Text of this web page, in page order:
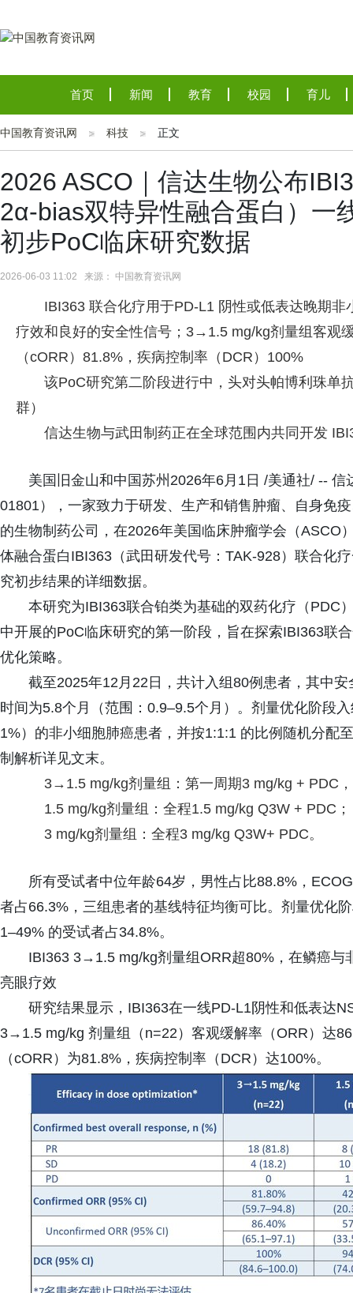
首页 新闻 教育 校园 育儿
中国教育资讯网 科技 正文
2026 ASCO｜信达生物公布
2α-bias双特异性融合蛋白）一
初步PoC临床研究数据
2026-06-03 11:02 来源： 中国教育资讯网
IBI363 联合化疗用于PD-L1 阴性或低表达晚期
疗效和良好的安全性信号；3→1.5 mg/kg剂量组客观
（cORR）81.8%，疾病控制率（DCR）100%
该PoC研究第二阶段进行中，头对头帕博利珠单
群）
信达生物与武田制药正在全球范围内共同开发
美国旧金山和中国苏州2026年6月1日 /美通社/ --
01801），一家致力于研发、生产和销售肿瘤、自身免
的生物制药公司，在2026年美国临床肿瘤学会（ASCO
体融合蛋白IBI363（武田研发代号：TAK-928）联合化
究初步结果的详细数据。
本研究为IBI363联合铂类为基础的双药化疗（PDC
中开展的PoC临床研究的第一阶段，旨在探索IBI363联
优化策略。
截至2025年12月22日，共计入组80例患者，其中
时间为5.8个月（范围：0.9–9.5个月）。剂量优化阶段
1%）的非小细胞肺癌患者，并按1:1:1 的比例随机分配
制解析详见文末。
3→1.5 mg/kg剂量组：第一周期3 mg/kg + PDC
1.5 mg/kg剂量组：全程1.5 mg/kg Q3W + PDC；
3 mg/kg剂量组：全程3 mg/kg Q3W+ PDC。
所有受试者中位年龄64岁，男性占比88.8%，
者占66.3%，三组患者的基线特征均衡可比。剂量优化
1–49% 的受试者占34.8%。
IBI363 3→1.5 mg/kg剂量组ORR超80%，在鳞癌与
亮眼疗效
研究结果显示，IBI363在一线PD-L1阴性和低表达
3→1.5 mg/kg 剂量组（n=22）客观缓解率（ORR）达
（cORR）为81.8%，疾病控制率（DCR）达100%。